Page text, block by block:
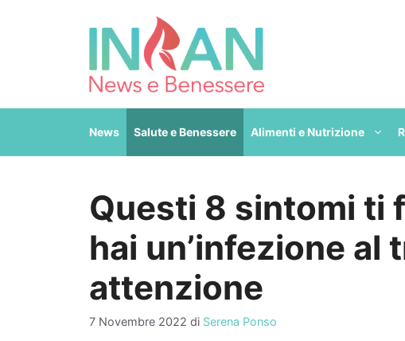
News Salute e Benessere Alimenti e Nutrizione
Questi 8 sintomi ti
hai un’infezione al
attenzione
7 Novembre 2022 di Serena Ponso